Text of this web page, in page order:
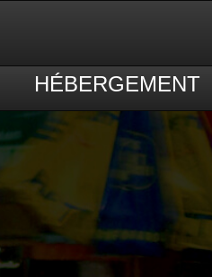
HÉBERGEMENT